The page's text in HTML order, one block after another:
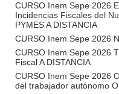
CURSO Inem Sepe 2026
Incidencias Fiscales del
PYMES A DISTANCIA
CURSO Inem Sepe 2026
CURSO Inem Sepe 2026
Fiscal A DISTANCIA
CURSO Inem Sepe 2026
del trabajador autónomo